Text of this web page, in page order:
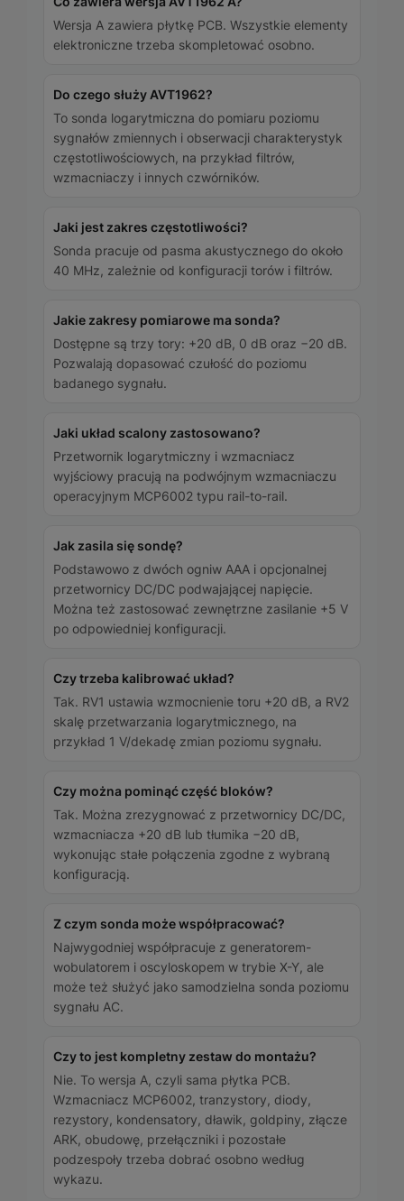
Wersja A zawiera płytkę PCB. Wszystkie elementy
elektroniczne trzeba skompletować osobno.
Do czego służy AVT1962?
To sonda logarytmiczna do pomiaru poziomu
sygnałów zmiennych i obserwacji charakterystyk
częstotliwościowych, na przykład filtrów,
wzmacniaczy i innych czwórników.
Jaki jest zakres częstotliwości?
Sonda pracuje od pasma akustycznego do około
40 MHz, zależnie od konfiguracji torów i filtrów.
Jakie zakresy pomiarowe ma sonda?
Dostępne są trzy tory: +20 dB, 0 dB oraz −20 dB.
Pozwalają dopasować czułość do poziomu
badanego sygnału.
Jaki układ scalony zastosowano?
Przetwornik logarytmiczny i wzmacniacz
wyjściowy pracują na podwójnym wzmacniaczu
operacyjnym MCP6002 typu rail-to-rail.
Jak zasila się sondę?
Podstawowo z dwóch ogniw AAA i opcjonalnej
przetwornicy DC/DC podwajającej napięcie.
Można też zastosować zewnętrzne zasilanie +5 V
po odpowiedniej konfiguracji.
Czy trzeba kalibrować układ?
Tak. RV1 ustawia wzmocnienie toru +20 dB, a RV2
skalę przetwarzania logarytmicznego, na
przykład 1 V/dekadę zmian poziomu sygnału.
Czy można pominąć część bloków?
Tak. Można zrezygnować z przetwornicy DC/DC,
wzmacniacza +20 dB lub tłumika −20 dB,
wykonując stałe połączenia zgodne z wybraną
konfiguracją.
Z czym sonda może współpracować?
Najwygodniej współpracuje z generatorem-
wobulatorem i oscyloskopem w trybie X-Y, ale
może też służyć jako samodzielna sonda poziomu
sygnału AC.
Czy to jest kompletny zestaw do montażu?
Nie. To wersja A, czyli sama płytka PCB.
Wzmacniacz MCP6002, tranzystory, diody,
rezystory, kondensatory, dławik, goldpiny, złącze
ARK, obudowę, przełączniki i pozostałe
podzespoły trzeba dobrać osobno według
wykazu.